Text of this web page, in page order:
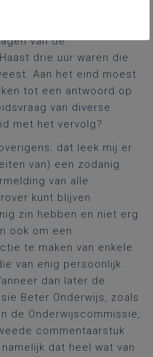
van de
drie uur waren die
Aan het eind moest
tot een antwoord op
van diverse
met het vervolg?
dat leek mij er
van) een zodanig
van alle
kunt blijven
zin hebben en niet erg
ook om een
te maken van enkele
van enig persoonlijk
dan later de
Beter Onderwijs, zoals
de Onderwijscommissie,
commentaarstuk
dat heel wat van